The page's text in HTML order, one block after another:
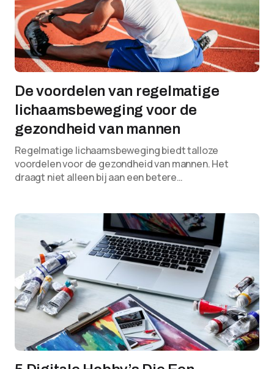
De voordelen van regelmatige
lichaamsbeweging voor de
gezondheid van mannen
Regelmatige lichaamsbeweging biedt talloze
voordelen voor de gezondheid van mannen. Het
draagt niet alleen bij aan een betere…